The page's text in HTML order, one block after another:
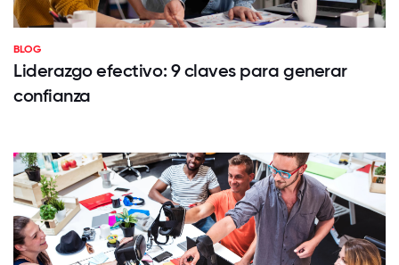
BLOG
Liderazgo efectivo: 9 claves para generar
confianza